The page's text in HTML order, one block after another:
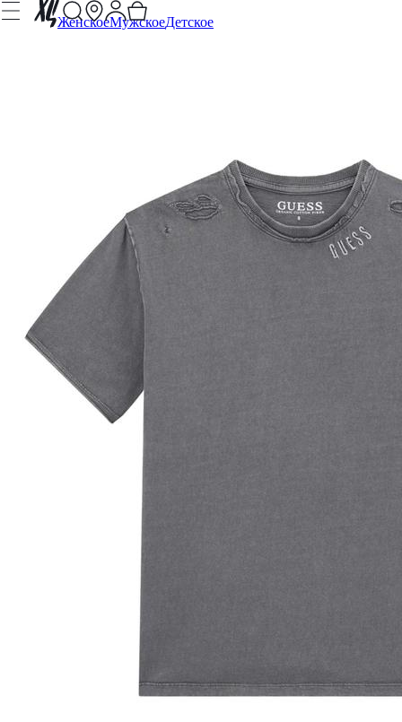
ЖенскоеМужскоеДетское